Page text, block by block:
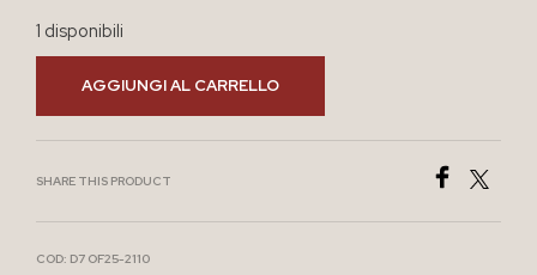
1 disponibili
AGGIUNGI AL CARRELLO
SHARE THIS PRODUCT
COD: D7 OF25-2110